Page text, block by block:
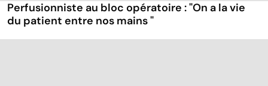
Perfusionniste au bloc opératoire : "On a la vie
du patient entre nos mains "